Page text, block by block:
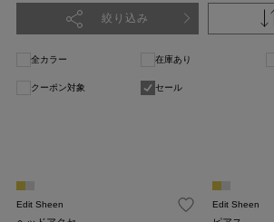
絞り込み
全カラー 在庫あり
クーポン対象 セール
Edit Sheen Edit Sheen